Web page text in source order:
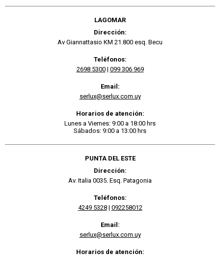
LAGOMAR
Dirección:
Av Giannattasio KM 21.800 esq. Becu
Teléfonos:
2698 5300| 099 306 969
Email:
serlux@serlux.com.uy
Horarios de atención:
Lunes a Viernes: 9:00 a 18:00 hrs
Sábados: 9:00 a 13:00 hrs
PUNTA DEL ESTE
Dirección:
Av. Italia 0035. Esq. Patagonia
Teléfonos:
4249 5328| 092258012
Email:
serlux@serlux.com.uy
Horarios de atención: